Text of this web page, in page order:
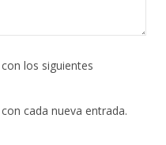
los siguientes
cada nueva entrada.